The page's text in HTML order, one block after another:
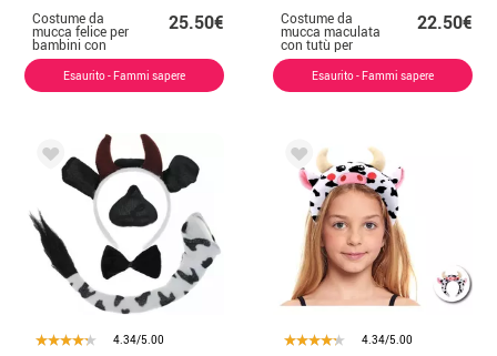
Costume da
mucca felice per
bambini con
cappuccio
25.50€
Esaurito - Fammi sapere
Costume da
mucca maculata
con tutù per
bambina
22.50€
Esaurito - Fammi sapere
4.34/5.00 4.34/5.00